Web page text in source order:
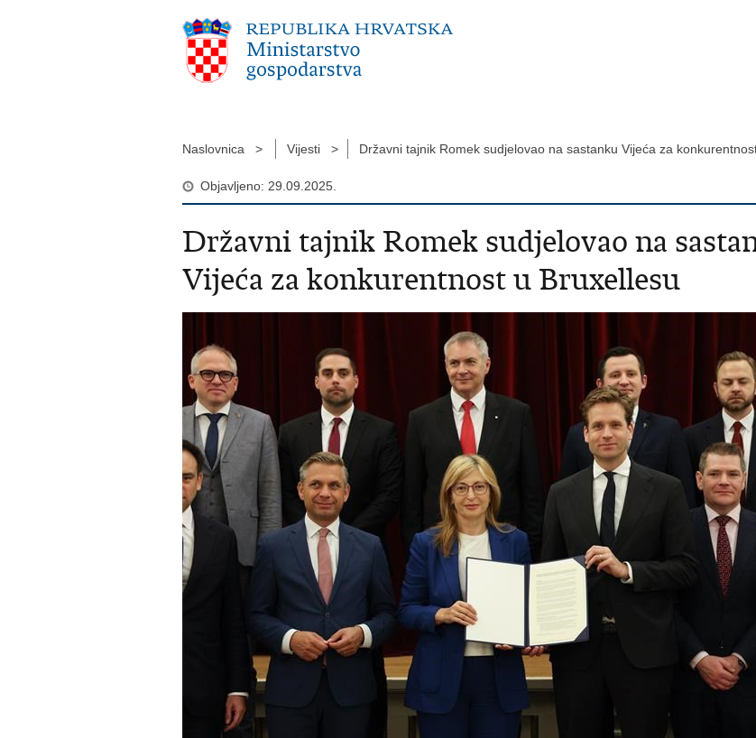
Naslovnica > Vijesti > Državni tajnik Romek sudjelovao na sastanku Vijeća za
Objavljeno: 29.09.2025.
Državni tajnik Romek sudjelovao na
Vijeća za konkurentnost u Bruxellesu